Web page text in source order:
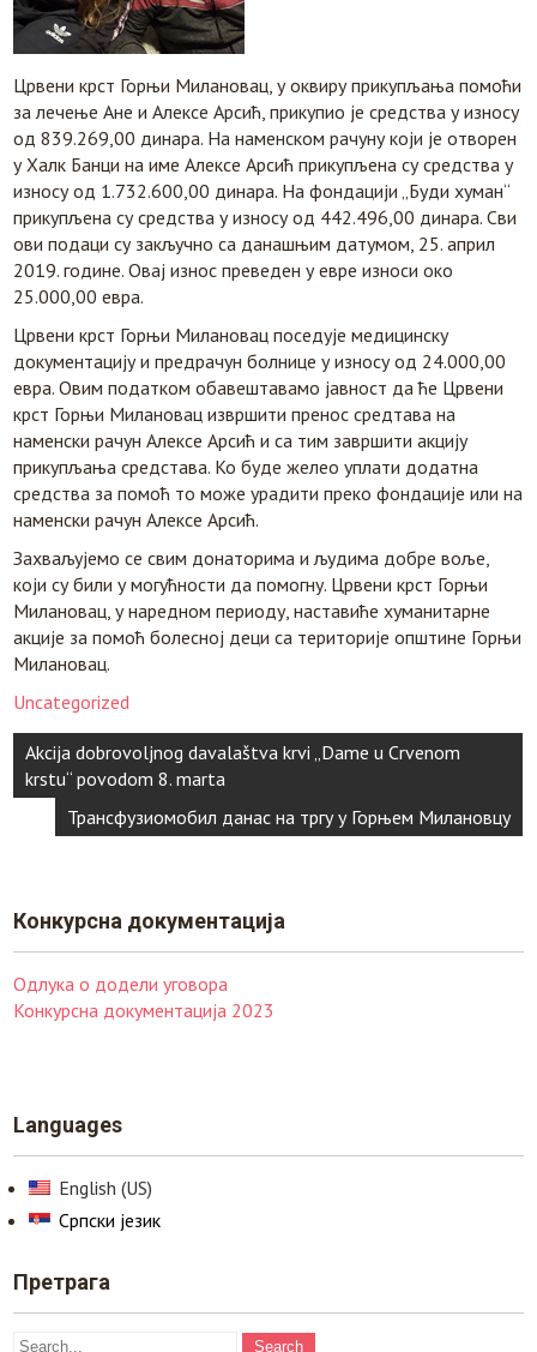
Црвени крст Горњи Милановац, у оквиру прикупљања помоћи
за лечење Ане и Алексе Арсић, прикупио је средства у износу
од 839.269,00 динара. На наменском рачуну који је отворен
у Халк Банци на име Алексе Арсић прикупљена су средства у
износу од 1.732.600,00 динара. На фондацији „Буди хуман“
прикупљена су средства у износу од 442.496,00 динара. Сви
ови подаци су закључно са данашњим датумом, 25. април
2019. године. Овај износ преведен у евре износи око
25.000,00 евра.
Црвени крст Горњи Милановац поседује медицинску
документацију и предрачун болнице у износу од 24.000,00
евра. Овим податком обавештавамо јавност да ће Црвени
крст Горњи Милановац извршити пренос средтава на
наменски рачун Алексе Арсић и са тим завршити акцију
прикупљања средстава. Ко буде желео уплати додатна
средства за помоћ то може урадити преко фондације или на
наменски рачун Алексе Арсић.
Захваљујемо се свим донаторима и људима добре воље,
који су били у могућности да помогну. Црвени крст Горњи
Милановац, у наредном периоду, наставиће хуманитарне
акције за помоћ болесној деци са територије општине Горњи
Милановац.
Uncategorized
Кретање
чланка
Akcija dobrovoljnog davalaštva krvi „Dame u Crvenom
krstu“ povodom 8. marta
Трансфузиомобил данас на тргу у Горњем Милановцу
Конкурснa документација
Одлука о додели уговора
Конкурсна документација 2023
Languages
English (US)
Српски језик
Претрага